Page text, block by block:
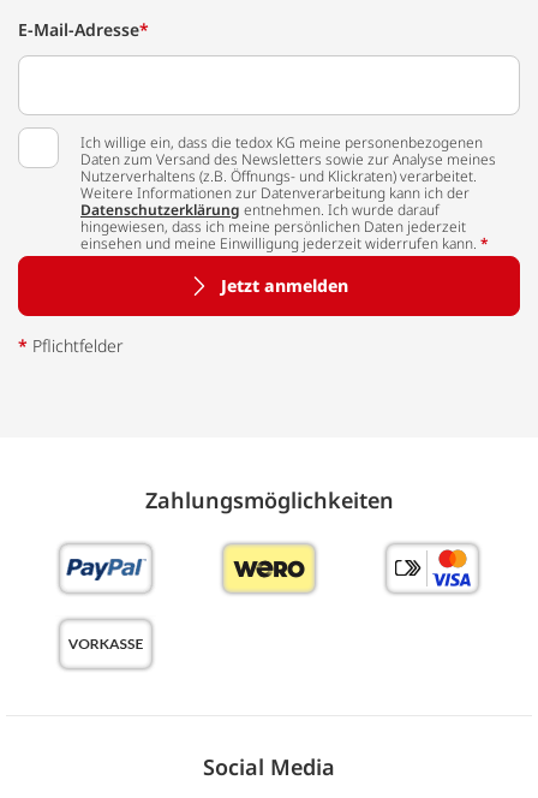
E-Mail-Adresse*
Ich willige ein, dass die tedox KG meine personenbezogenen
Daten zum Versand des Newsletters sowie zur Analyse meines
Nutzerverhaltens (z.B. Öffnungs- und Klickraten) verarbeitet.
Weitere Informationen zur Datenverarbeitung kann ich der
Datenschutzerklärung entnehmen. Ich wurde darauf
hingewiesen, dass ich meine persönlichen Daten jederzeit
einsehen und meine Einwilligung jederzeit widerrufen kann. *
Jetzt anmelden
* Pflichtfelder
Zahlungs­möglich­keiten
Social Media